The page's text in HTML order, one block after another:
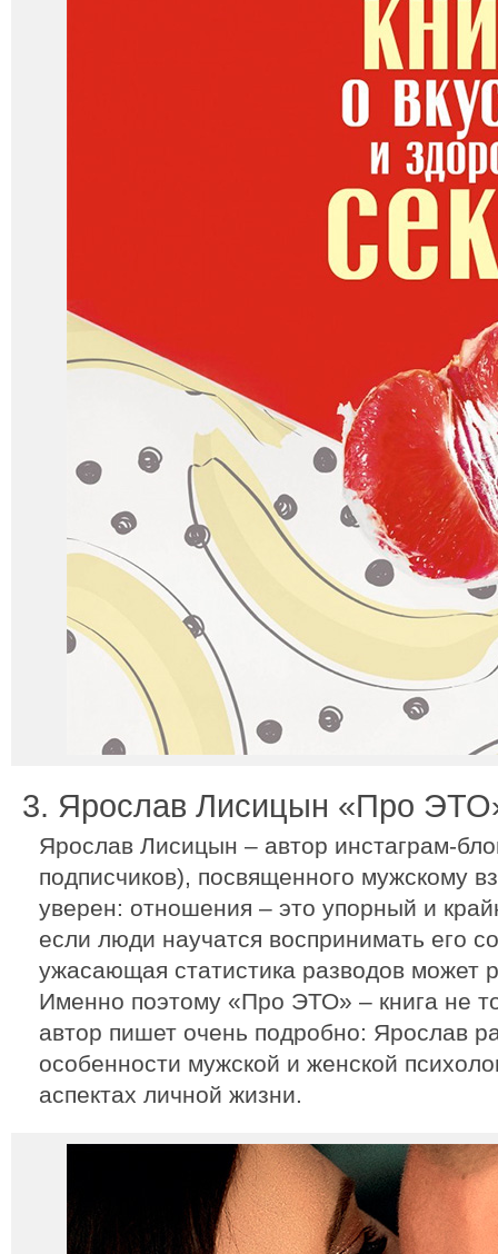
3. Ярослав Лисицын «Про
Ярослав Лисицын – автор инстаграм-
подписчиков), посвященного мужскому
уверен: отношения – это упорный и
если люди научатся воспринимать его
ужасающая статистика разводов может
Именно поэтому «Про ЭТО» – книга не
автор пишет очень подробно: Ярослав
особенности мужской и женской
аспектах личной жизни.